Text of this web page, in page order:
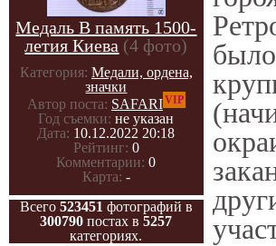
Медаль В память 1500-
летия Киева (4 фото)
Категория: Медали, ордена,
значки
Автор поста: SAFARIVIP
Год съемки: не указан
Дата: 10.12.2022 20:18
Рейтинг: 0
Комментарии: 0
Карта: -
Всего 523451 фотографий в
300790 постах в5257
категориях.